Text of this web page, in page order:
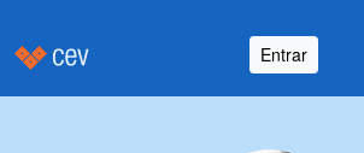
Entrar